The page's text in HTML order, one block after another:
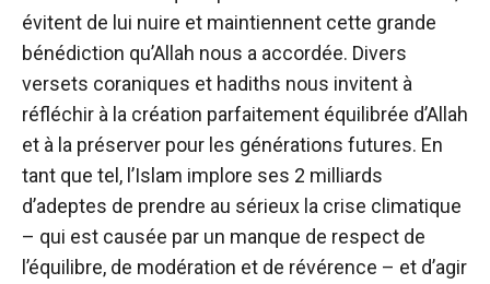
évitent de lui nuire et maintiennent cette grande
bénédiction qu’Allah nous a accordée. Divers
versets coraniques et hadiths nous invitent à
réfléchir à la création parfaitement équilibrée d’Allah
et à la préserver pour les générations futures. En
tant que tel, l’Islam implore ses 2 milliards
d’adeptes de prendre au sérieux la crise climatique
– qui est causée par un manque de respect de
l’équilibre, de modération et de révérence – et d’agir